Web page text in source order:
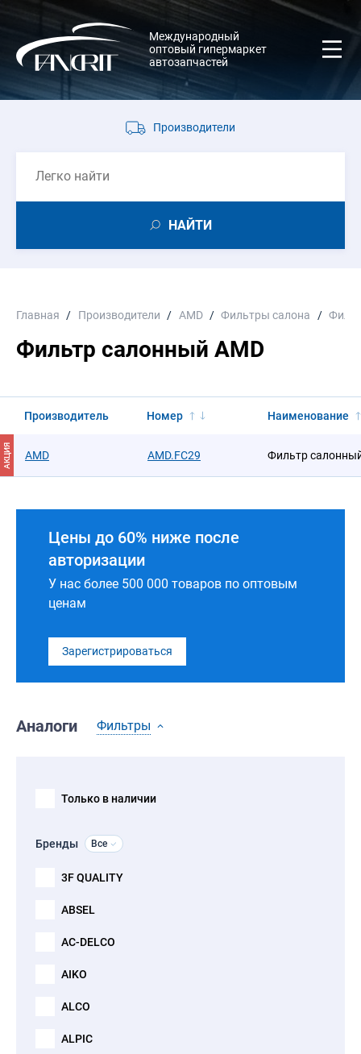
Международный
оптовый гипермаркет
автозапчастей
Производители
НАЙТИ
Главная Производители AMD Фильтры салона
Фильтр салонный AMD
Производитель Номер Наименование
АКЦИЯ AMD AMD.FC29 Фильтр
Цены до 60% ниже после
авторизации
У нас более 500 000 товаров по оптовым
ценам
Зарегистрироваться
Аналоги Фильтры
Только в наличии
Бренды Все
3F QUALITY
ABSEL
AC-DELCO
AIKO
ALCO
ALPIC